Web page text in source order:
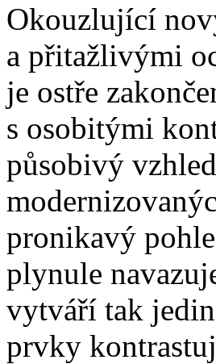
Okouzlující
a přitažlivými
je ostře
s osobitými
působivý
pronikavý
plynule
vytváří tak
prvky